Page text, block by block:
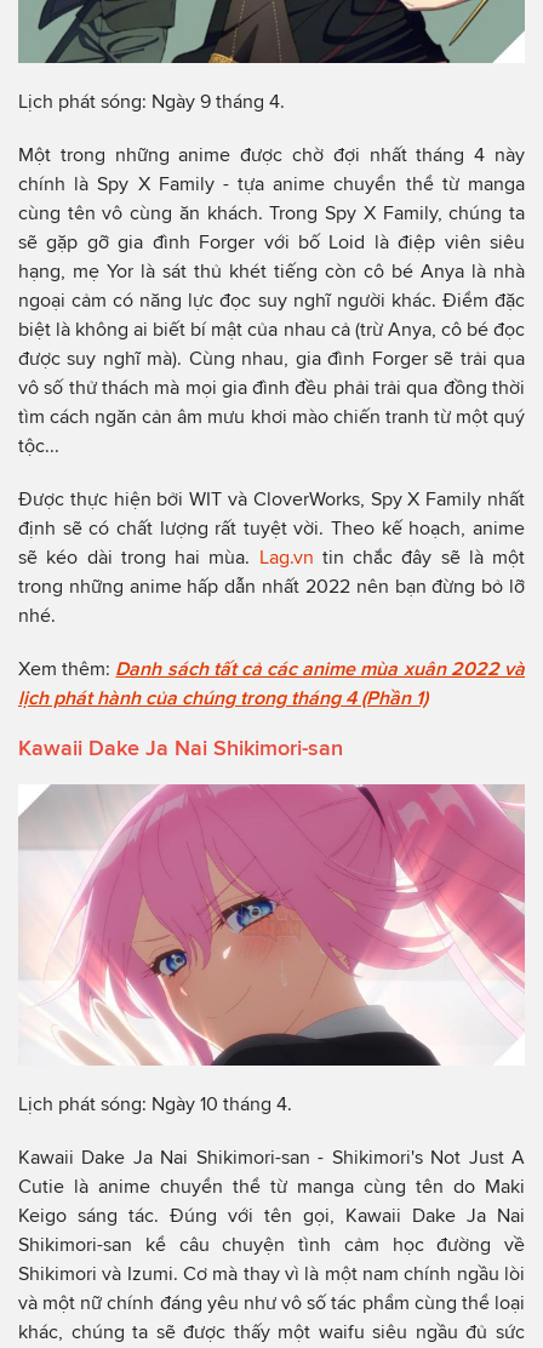
Lịch phát sóng: Ngày 9 tháng 4.
Một trong những anime được chờ đợi nhất tháng 4 này
chính là Spy X Family - tựa anime chuyển thể từ manga
cùng tên vô cùng ăn khách. Trong Spy X Family, chúng ta
sẽ gặp gỡ gia đình Forger với bố Loid là điệp viên siêu
hạng, mẹ Yor là sát thủ khét tiếng còn cô bé Anya là nhà
ngoại cảm có năng lực đọc suy nghĩ người khác. Điểm đặc
biệt là không ai biết bí mật của nhau cả (trừ Anya, cô bé đọc
được suy nghĩ mà). Cùng nhau, gia đình Forger sẽ trải qua
vô số thử thách mà mọi gia đình đều phải trải qua đồng thời
tìm cách ngăn cản âm mưu khơi mào chiến tranh từ một quý
tộc...
Được thực hiện bởi WIT và CloverWorks, Spy X Family nhất
định sẽ có chất lượng rất tuyệt vời. Theo kế hoạch, anime
sẽ kéo dài trong hai mùa. Lag.vn tin chắc đây sẽ là một
trong những anime hấp dẫn nhất 2022 nên bạn đừng bỏ lỡ
nhé.
Xem thêm: Danh sách tất cả các anime mùa xuân 2022 và
lịch phát hành của chúng trong tháng 4 (Phần 1)
Kawaii Dake Ja Nai Shikimori-san
Lịch phát sóng: Ngày 10 tháng 4.
Kawaii Dake Ja Nai Shikimori-san - Shikimori's Not Just A
Cutie là anime chuyển thể từ manga cùng tên do Maki
Keigo sáng tác. Đúng với tên gọi, Kawaii Dake Ja Nai
Shikimori-san kể câu chuyện tình cảm học đường về
Shikimori và Izumi. Cơ mà thay vì là một nam chính ngầu lòi
và một nữ chính đáng yêu như vô số tác phẩm cùng thể loại
khác, chúng ta sẽ được thấy một waifu siêu ngầu đủ sức